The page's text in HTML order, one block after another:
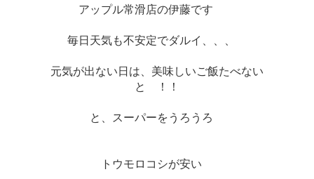
アップル常滑店の伊藤です
毎日天気も不安定でダルイ、、、
元気が出ない日は、美味しいご飯たべない
と　！！
と、スーパーをうろうろ
トウモロコシが安い